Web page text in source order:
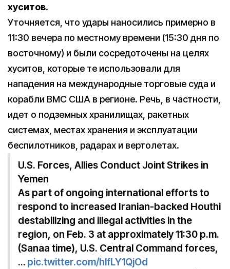
хуситов.
Уточняется, что удары наносились примерно в
11:30 вечера по местному времени (15:30 дня по
восточному) и были сосредоточены на целях
хуситов, которые те использовали для
нападения на международные торговые суда и
корабли ВМС США в регионе. Речь, в частности,
идет о подземных хранилищах, ракетных
системах, местах хранения и эксплуатации
беспилотников, радарах и вертолетах.
U.S. Forces, Allies Conduct Joint Strikes in
Yemen
As part of ongoing international efforts to
respond to increased Iranian-backed Houthi
destabilizing and illegal activities in the
region, on Feb. 3 at approximately 11:30 p.m.
(Sanaa time), U.S. Central Command forces,
… pic.twitter.com/hlfLY1QjOd